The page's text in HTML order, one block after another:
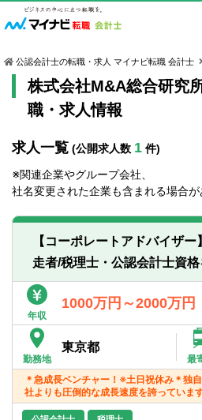
USCPA
女性会計
個別転職
転職お役
ご利用ガ
公認会計士の転職・求人 マイナビ転職 会計士
株式会社M&A総合研究
職・求人情報
求人一覧 (公開求人数 1 件)
※関連企業やグループ会社、
社名変更された企業も含まれる場合が
【コーポレートアドバイザ
走者/税理士・公認会計士資
年収
1000万円～2000万円
勤務地
東京都
最
＊急成長ベンチャー！※土日祝休み＊独
社よりも圧倒的な成長速度を誇っていま